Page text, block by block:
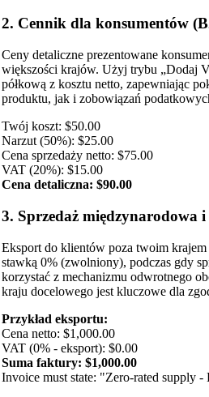
2. Cennik dla konsumentów
Ceny detaliczne prezentowane
większości krajów. Użyj trybu „Dodaj
półkową z kosztu netto, zapewniając
produktu, jak i zobowiązań
Twój koszt: $50.00
Narzut (50%): $25.00
Cena sprzedaży netto: $75.00
VAT (20%): $15.00
Cena detaliczna: $90.00
3. Sprzedaż międzynarodowa
Eksport do klientów poza twoim
stawką 0% (zwolniony), podczas gdy
korzystać z mechanizmu odwrotnego
kraju docelowego jest kluczowe dla
Przykład eksportu:
Cena netto: $1,000.00
VAT (0% - eksport): $0.00
Suma faktury: $1,000.00
Invoice must state: "Zero-rated supply